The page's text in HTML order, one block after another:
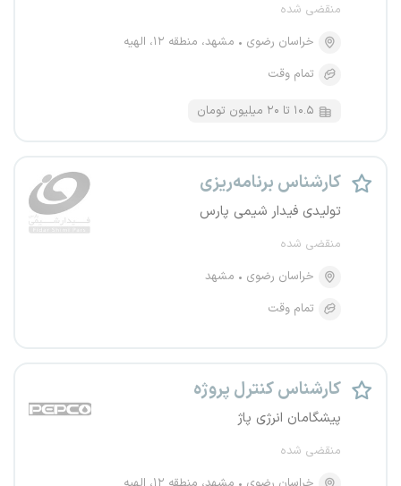
منقضی شده
خراسان رضوی
مشهد، منطقه ۱۲، الهیه
تمام وقت
۱۰.۵ تا ۲۰ میلیون تومان
کارشناس برنامه‌ریزی
تولیدی فیدار شیمی پارس
منقضی شده
خراسان رضوی
مشهد
تمام وقت
کارشناس کنترل پروژه
پیشگامان انرژی پاژ
منقضی شده